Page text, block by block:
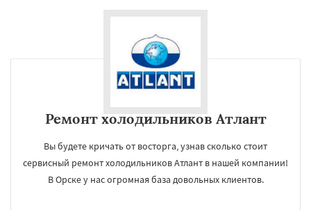
Ремонт холодильников Атлант
Вы будете кричать от восторга, узнав сколько стоит
сервисный ремонт холодильников Атлант в нашей компании!
В Орске у нас огромная база довольных клиентов.